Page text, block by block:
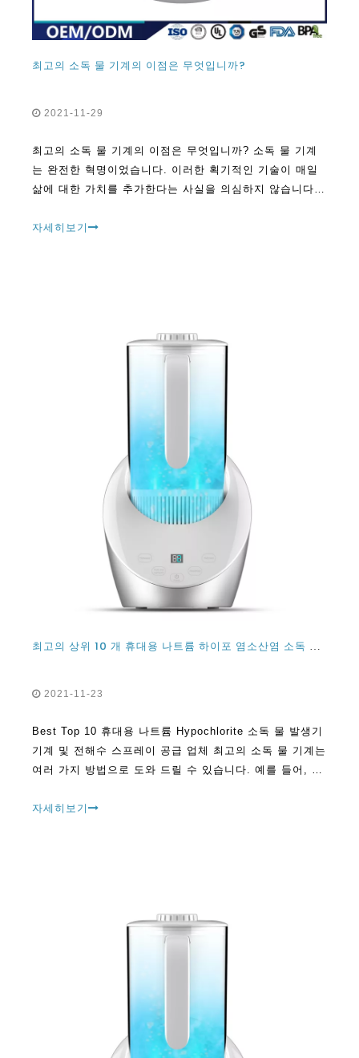
최고의 소독 물 기계의 이점은 무엇입니까?
2021-11-29
최고의 소독 물 기계의 이점은 무엇입니까? 소독 물 기계
는 완전한 혁명이었습니다. 이러한 획기적인 기술이 매일
삶에 대한 가치를 추가한다는 사실을 의심하지 않습니다.
있습니다.
자세히보기
최고의 상위 10 개 휴대용 나트륨 하이포 염소산염 소독 물 발생기 및 전해수 스프레이 공급 업체
2021-11-23
Best Top 10 휴대용 나트륨 Hypochlorite 소독 물 발생기
기계 및 전해수 스프레이 공급 업체 최고의 소독 물 기계는
여러 가지 방법으로 도와 드릴 수 있습니다. 예를 들어, 다
한 역할을 할 수 있습니다.
자세히보기